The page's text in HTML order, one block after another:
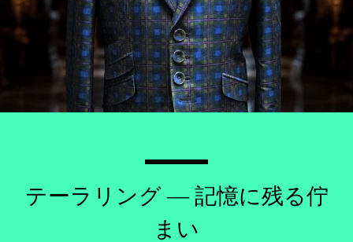
テーラリング — 記憶に残る佇
まい